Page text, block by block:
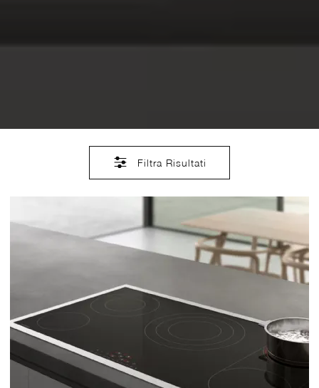
Filtra Risultati